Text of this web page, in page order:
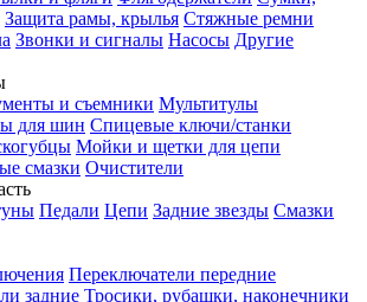
Защита рамы, крылья Стяжные ремни
Звонки и сигналы Насосы Другие
и съемники Мультитулы
для шин Спицевые ключи/станки
Мойки и щетки для цепи
смазки Очистители
Педали Цепи Задние звезды Смазки
Переключатели передние
задние Тросики, рубашки, наконечники